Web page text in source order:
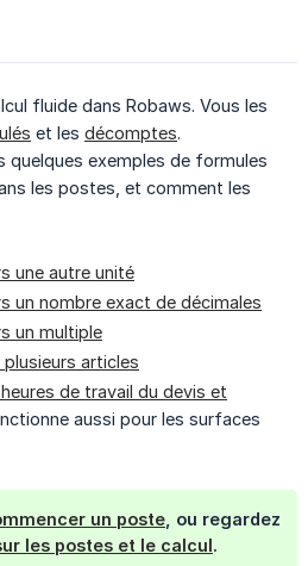
fluide dans Robaws. Vous les
et les décomptes.
quelques exemples de formules
les postes, et comment les
une autre unité
un nombre exact de décimales
un multiple
articles
de travail du devis et
aussi pour les surfaces
un poste , ou regardez
les postes et le calcul.